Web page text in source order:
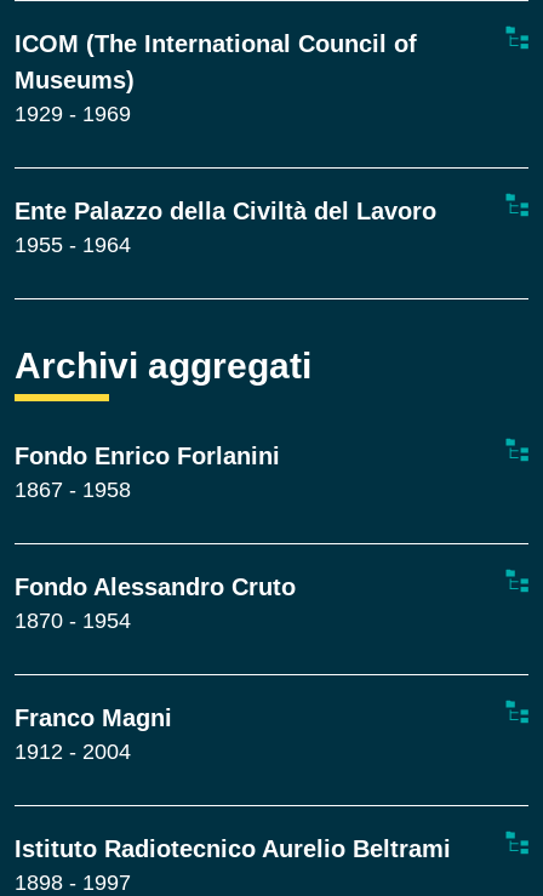
ICOM (The International Council of
Museums)
1929 - 1969
Ente Palazzo della Civiltà del Lavoro
1955 - 1964
Archivi aggregati
Fondo Enrico Forlanini
1867 - 1958
Fondo Alessandro Cruto
1870 - 1954
Franco Magni
1912 - 2004
Istituto Radiotecnico Aurelio Beltrami
1898 - 1997